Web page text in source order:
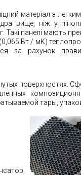
матеріал з
вище, ніж у
панелі мають
Вт / мК)
за рахунок
поверхностях.
тары,